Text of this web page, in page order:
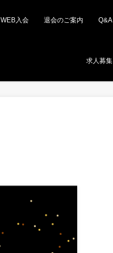
WEB入会 退会のご案内 Q&A
求人募集